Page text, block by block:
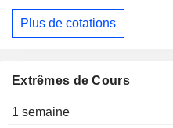
Plus de cotations
Extrêmes de Cours
1 semaine